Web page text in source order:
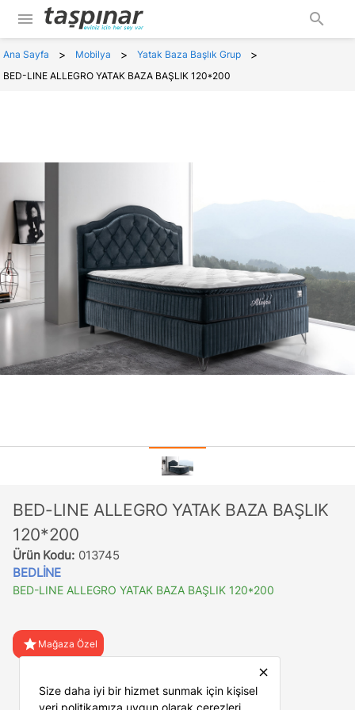
menu search
Ana Sayfa > Mobilya > Yatak Baza Başlık Grup >
BED-LINE ALLEGRO YATAK BAZA BAŞLIK 120*200
BED-LINE ALLEGRO YATAK BAZA BAŞLIK
120*200
Ürün Kodu: 013745
BEDLİNE
BED-LINE ALLEGRO YATAK BAZA BAŞLIK 120*200
star Mağaza Özel
close
Size daha iyi bir hizmet sunmak için kişisel
veri politikamıza uygun olarak çerezleri